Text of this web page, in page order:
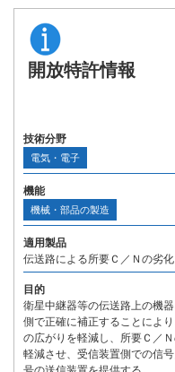
開放特許情報
技術分野
電気・電子
機能
機械・部品の製造
適用製品
伝送路による所要Ｃ／Ｎの劣
目的
衛星中継器等の伝送路上の機
側で正確に補正することによ
の広がりを軽減し、所要Ｃ／
軽減させ、受信装置側での信